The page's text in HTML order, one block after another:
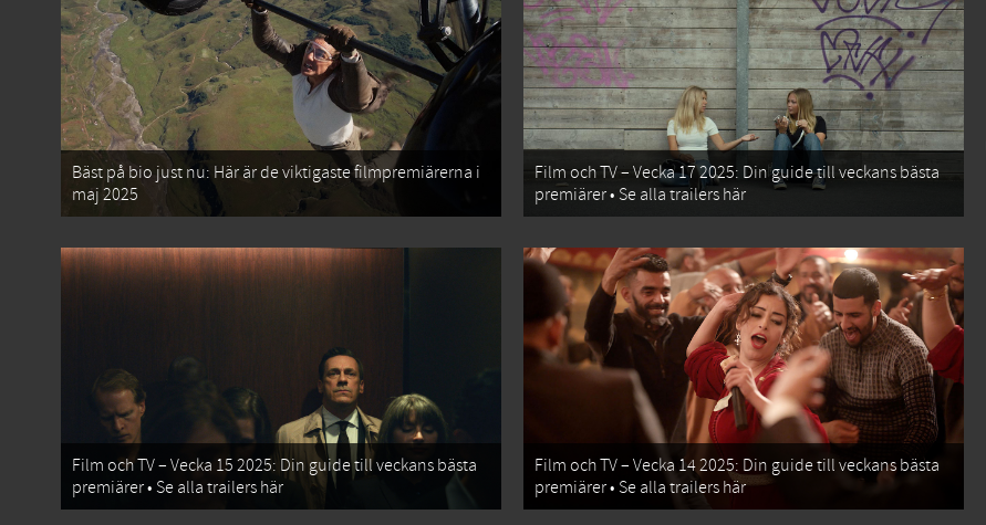
Bäst på bio just nu: Här är de viktigaste filmpremiärerna i
maj 2025
Film och TV – Vecka 17 2025: Din guide till veckans bästa
premiärer • Se alla trailers här
Film och TV – Vecka 15 2025: Din guide till veckans bästa
premiärer • Se alla trailers här
Film och TV – Vecka 14 2025: Din guide till veckans bästa
premiärer • Se alla trailers här